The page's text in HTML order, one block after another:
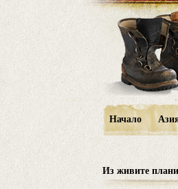
Начало
Из живите